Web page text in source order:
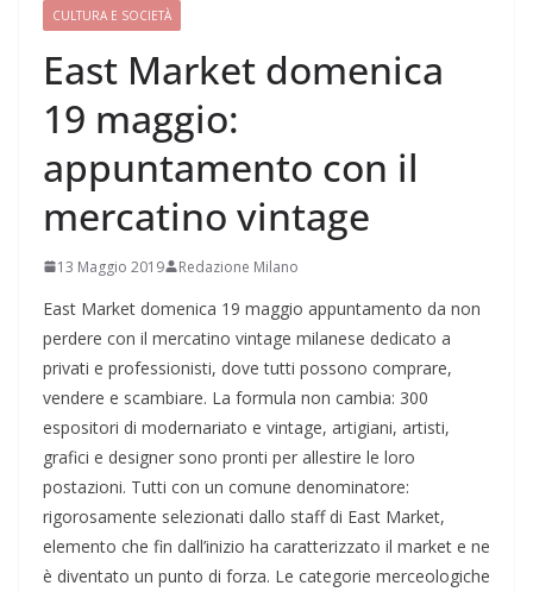
CULTURA E SOCIETÀ
East Market domenica
19 maggio:
appuntamento con il
mercatino vintage
13 Maggio 2019 Redazione Milano
East Market domenica 19 maggio appuntamento da non
perdere con il mercatino vintage milanese dedicato a
privati e professionisti, dove tutti possono comprare,
vendere e scambiare. La formula non cambia: 300
espositori di modernariato e vintage, artigiani, artisti,
grafici e designer sono pronti per allestire le loro
postazioni. Tutti con un comune denominatore:
rigorosamente selezionati dallo staff di East Market,
elemento che fin dall’inizio ha caratterizzato il market e ne
è diventato un punto di forza. Le categorie merceologiche